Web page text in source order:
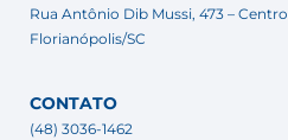
Rua Antônio Dib Mussi, 473 – Centro
Florianópolis/SC
CONTATO
(48) 3036-1462